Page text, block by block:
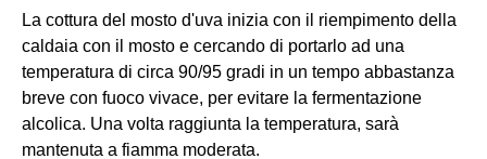
La cottura del mosto d'uva inizia con il riempimento della
caldaia con il mosto e cercando di portarlo ad una
temperatura di circa 90/95 gradi in un tempo abbastanza
breve con fuoco vivace, per evitare la fermentazione
alcolica. Una volta raggiunta la temperatura, sarà
mantenuta a fiamma moderata.